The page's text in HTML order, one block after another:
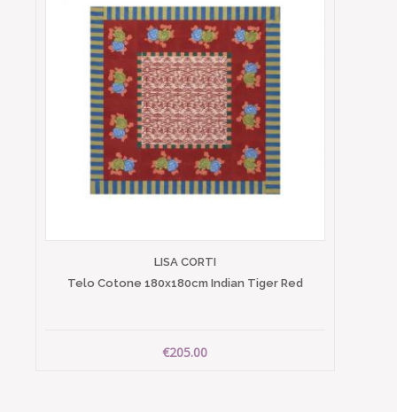
LISA CORTI
Telo Cotone 180x180cm Indian Tiger Red
€205.00